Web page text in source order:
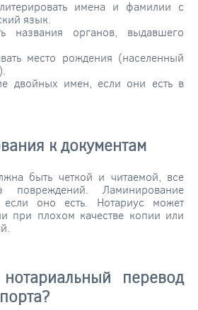
имена и фамилии с
язык.
названия органов, выдавшего
место рождения (населенный
двойных имен, если они есть в
к документам
быть четкой и читаемой, все
Ламинирование
если оно есть. Нотариус может
при плохом качестве копии или
перевод